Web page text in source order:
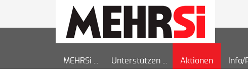
MEHRSi Unterstützen Aktionen Info/